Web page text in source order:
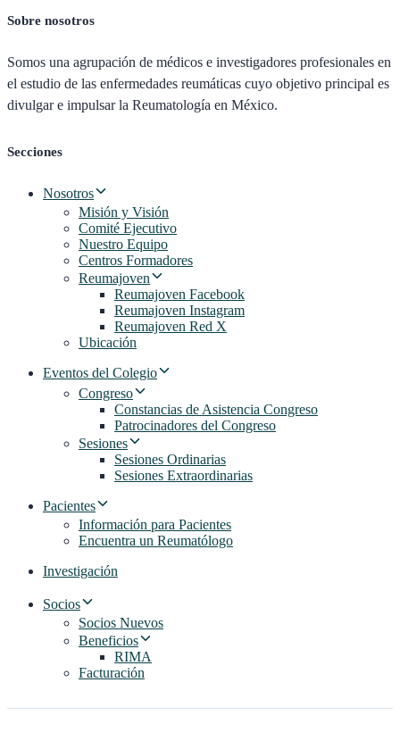
Sobre nosotros
Somos una agrupación de médicos e investigadores profesionales en
el estudio de las enfermedades reumáticas cuyo objetivo principal es
divulgar e impulsar la Reumatología en México.
Secciones
Nosotros
Misión y Visión
Comité Ejecutivo
Nuestro Equipo
Centros Formadores
Reumajoven
Reumajoven Facebook
Reumajoven Instagram
Reumajoven Red X
Ubicación
Eventos del Colegio
Congreso
Constancias de Asistencia Congreso
Patrocinadores del Congreso
Sesiones
Sesiones Ordinarias
Sesiones Extraordinarias
Pacientes
Información para Pacientes
Encuentra un Reumatólogo
Investigación
Socios
Socios Nuevos
Beneficios
RIMA
Facturación